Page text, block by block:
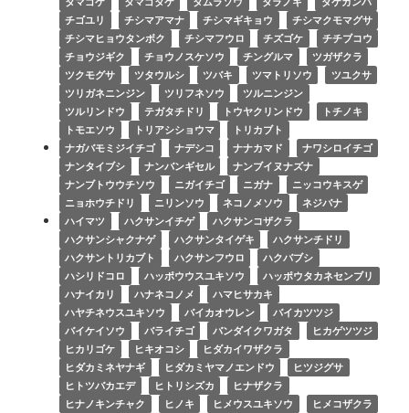
チゴユリ
チシマアマナ チシマギキョウ
チシマクモマグサ
チシマヒョウタンボク
チシマフウロ チズゴケ
チチブコウ
チョウジギク
チョウノスケソウ チングルマ
ツガザクラ
ツクモグサ
ツタウルシ ツバキ ツマトリソウ
ツユクサ
ツリガネニンジン
ツリフネソウ
ツルニンジン
ツルリンドウ
テガタチドリ トウヤクリンドウ
トチノキ
トモエソウ
トリアシショウマ
トリカブト
ナガバモミジイチゴ
ナデシコ ナナカマド
ナワシロイチゴ
ナンタイブシ
ナンバンギセル
ナンブイヌナズナ
ナンブトウウチソウ
ニガイチゴ ニガナ
ニッコウキスゲ
ニョホウチドリ
ニリンソウ ネコノメソウ
ネジバナ
ハイマツ
ハクサンイチゲ
ハクサンコザクラ
ハクサンシャクナゲ
ハクサンタイゲキ
ハクサンチドリ
ハクサントリカブト
ハクサンフウロ
ハクバブシ
ハシリドコロ
ハッポウウスユキソウ
ハッポウタカネセンブリ
ハナイカリ
ハナネコノメ
ハマヒサカキ
ハヤチネウスユキソウ
バイカオウレン
バイカツツジ
バイケイソウ
バライチゴ バンダイクワガタ
ヒカゲツツジ
ヒカリゴケ
ヒキオコシ
ヒダカイワザクラ
ヒダカミネヤナギ
ヒダカミヤマノエンドウ
ヒツジグサ
ヒトツバカエデ
ヒトリシズカ
ヒナザクラ
ヒナノキンチャク
ヒノキ ヒメウスユキソウ
ヒメコザクラ